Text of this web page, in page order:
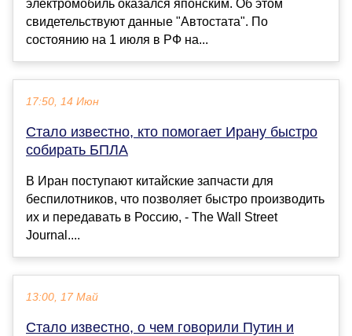
электромобиль оказался японским. Об этом
свидетельствуют данные "Автостата". По
состоянию на 1 июля в РФ на...
17:50, 14 Июн
Стало известно, кто помогает Ирану быстро
собирать БПЛА
В Иран поступают китайские запчасти для
беспилотников, что позволяет быстро производить
их и передавать в Россию, - The Wall Street
Journal....
13:00, 17 Май
Стало известно, о чем говорили Путин и